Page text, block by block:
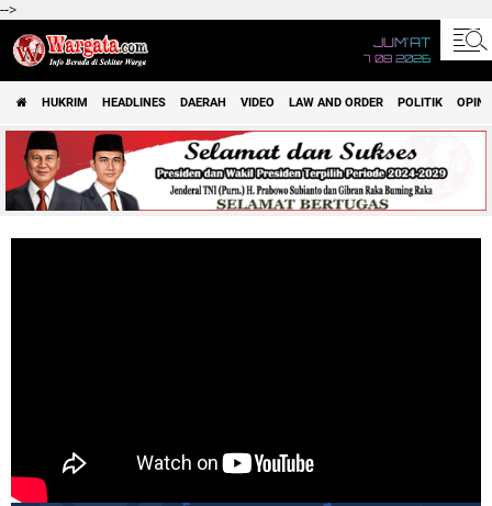
-->
JUM'AT
7 08 2026
HUKRIM HEADLINES DAERAH VIDEO LAW AND ORDER POLITIK OPINI